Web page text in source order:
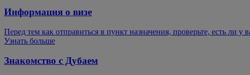
Информация о визе
Перед тем как отправиться в пункт назначения, проверьте, есть ли у
Узнать больше
Знакомство с Дубаем